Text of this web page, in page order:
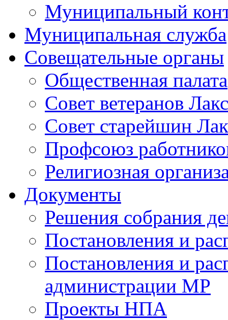
Муниципальный
Муниципальная служба
Совещательные органы
Общественная палата
Совет ветеранов
Совет старейшин
Профсоюз
Религиозная
Документы
Решения собрания
Постановления и
Постановления и
администрации МР
Проекты НПА